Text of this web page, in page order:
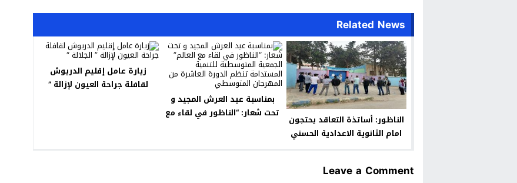
Related News
الناظور: أساتذة التعاقد يحتجون
امام الثانوية الاعدادية الحسني
بمناسبة عيد العرش المجيد و
تحت شعار: “الناظور في لقاء مع
زيارة عامل إقليم الدريوش
لقافلة جراحة العيون لإزالة ”
Leave a Comment